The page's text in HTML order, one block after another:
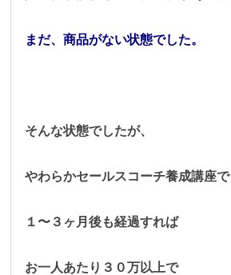
まだ、商品がない状態でした。
そんな状態でしたが、
やわらかセールスコーチ養成講座で
１〜３ヶ月後も経過すれば
お一人あたり３０万以上で